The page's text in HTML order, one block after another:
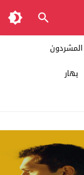
المشردون
بهار